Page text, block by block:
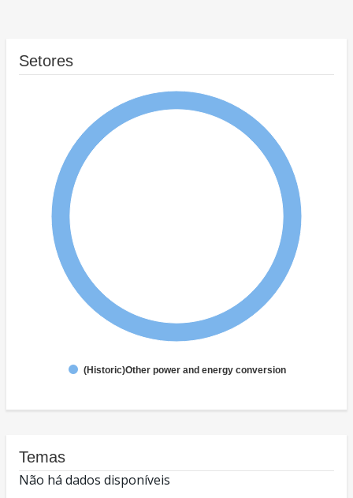
Setores
(Historic)Other power and energy conversion
Temas
Não há dados disponíveis